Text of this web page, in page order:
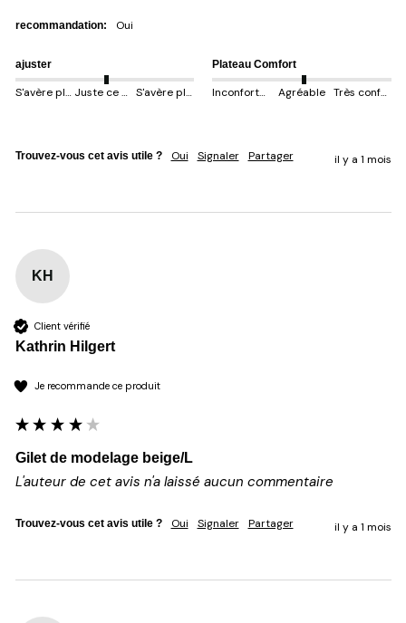
recommandation: oui
ajuster
S'avère plus petit Juste ce qu'il faut S'avère plus gros
Plateau Comfort
Inconfortable Agréable Très confortable
Trouvez-vous cet avis utile ? Oui Signaler Partager il y a 1 mois
KH
Client vérifié
Kathrin Hilgert
Je recommande ce produit
Gilet de modelage beige/L
L'auteur de cet avis n'a laissé aucun commentaire
Trouvez-vous cet avis utile ? Oui Signaler Partager il y a 1 mois